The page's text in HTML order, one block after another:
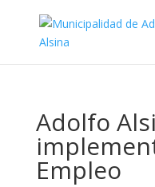
Adolfo
Empleo